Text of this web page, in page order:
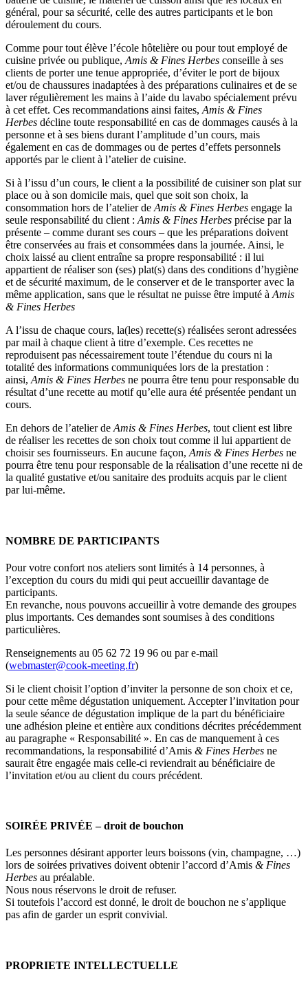
général, pour sa sécurité, celle des autres participants et le bon
déroulement du cours.
Comme pour tout élève l’école hôtelière ou pour tout employé de
cuisine privée ou publique, Amis & Fines Herbes conseille à ses
clients de porter une tenue appropriée, d’éviter le port de bijoux
et/ou de chaussures inadaptées à des préparations culinaires et de se
laver régulièrement les mains à l’aide du lavabo spécialement prévu
à cet effet. Ces recommandations ainsi faites, Amis & Fines
Herbes décline toute responsabilité en cas de dommages causés à la
personne et à ses biens durant l’amplitude d’un cours, mais
également en cas de dommages ou de pertes d’effets personnels
apportés par le client à l’atelier de cuisine.
Si à l’issu d’un cours, le client a la possibilité de cuisiner son plat sur
place ou à son domicile mais, quel que soit son choix, la
consommation hors de l’atelier de Amis & Fines Herbes engage la
seule responsabilité du client : Amis & Fines Herbes précise par la
présente – comme durant ses cours – que les préparations doivent
être conservées au frais et consommées dans la journée. Ainsi, le
choix laissé au client entraîne sa propre responsabilité : il lui
appartient de réaliser son (ses) plat(s) dans des conditions d’hygiène
et de sécurité maximum, de le conserver et de le transporter avec la
même application, sans que le résultat ne puisse être imputé à Amis
& Fines Herbes
A l’issu de chaque cours, la(les) recette(s) réalisées seront adressées
par mail à chaque client à titre d’exemple. Ces recettes ne
reproduisent pas nécessairement toute l’étendue du cours ni la
totalité des informations communiquées lors de la prestation :
ainsi, Amis & Fines Herbes ne pourra être tenu pour responsable du
résultat d’une recette au motif qu’elle aura été présentée pendant un
cours.
En dehors de l’atelier de Amis & Fines Herbes, tout client est libre
de réaliser les recettes de son choix tout comme il lui appartient de
choisir ses fournisseurs. En aucune façon, Amis & Fines Herbes ne
pourra être tenu pour responsable de la réalisation d’une recette ni de
la qualité gustative et/ou sanitaire des produits acquis par le client
par lui-même.
NOMBRE DE PARTICIPANTS
Pour votre confort nos ateliers sont limités à 14 personnes, à
l’exception du cours du midi qui peut accueillir davantage de
participants.
En revanche, nous pouvons accueillir à votre demande des groupes
plus importants. Ces demandes sont soumises à des conditions
particulières.
Renseignements au 05 62 72 19 96 ou par e-mail
(webmaster@cook-meeting.fr)
Si le client choisit l’option d’inviter la personne de son choix et ce,
pour cette même dégustation uniquement. Accepter l’invitation pour
la seule séance de dégustation implique de la part du bénéficiaire
une adhésion pleine et entière aux conditions décrites précédemment
au paragraphe « Responsabilité ». En cas de manquement à ces
recommandations, la responsabilité d’Amis & Fines Herbes ne
saurait être engagée mais celle-ci reviendrait au bénéficiaire de
l’invitation et/ou au client du cours précédent.
SOIRÉE PRIVÉE – droit de bouchon
Les personnes désirant apporter leurs boissons (vin, champagne, …)
lors de soirées privatives doivent obtenir l’accord d’Amis & Fines
Herbes au préalable.
Nous nous réservons le droit de refuser.
Si toutefois l’accord est donné, le droit de bouchon ne s’applique
pas afin de garder un esprit convivial.
PROPRIETE INTELLECTUELLE